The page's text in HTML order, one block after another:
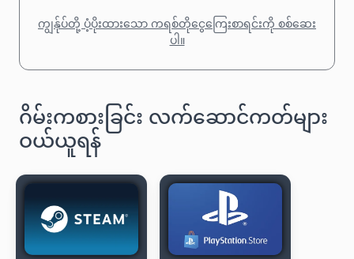
ကျွန်ုပ်တို့ ပံ့ပိုးထားသော ကရစ်တိုငွေကြေးစာရင်းကို စစ်ဆေး
ပါ။
ဂိမ်းကစားခြင်း လက်ဆောင်ကတ်များ
ဝယ်ယူရန်